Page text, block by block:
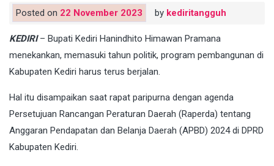
Posted on 22 November 2023 by kediritangguh
KEDIRI– Bupati Kediri Hanindhito Himawan Pramana
menekankan, memasuki tahun politik, program pembangunan di
Kabupaten Kediri harus terus berjalan.
Hal itu disampaikan saat rapat paripurna dengan agenda
Persetujuan Rancangan Peraturan Daerah (Raperda) tentang
Anggaran Pendapatan dan Belanja Daerah (APBD) 2024 di DPRD
Kabupaten Kediri.